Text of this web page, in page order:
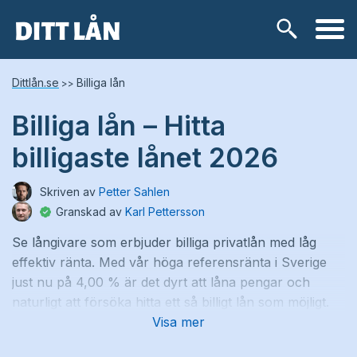
Lånetyper
Snabblån
Kontokredit
Privatlån
Låneförmedlare
Samlingslån
Dittlån.se >> Billiga lån
Billiga lån – Hitta
billigaste lånet 2026
Skriven av Petter Sahlen
Granskad av Karl Pettersson
Se långivare som erbjuder billiga privatlån med låg
effektiv ränta. Med vår höga referensränta i Sverige
just nu på 4,00 % är det dyrt att låna pengar och
naturligt att försöka hitta ett så billigt lån som möjligt.
Visa mer